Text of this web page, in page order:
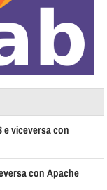
e viceversa con
con Apache